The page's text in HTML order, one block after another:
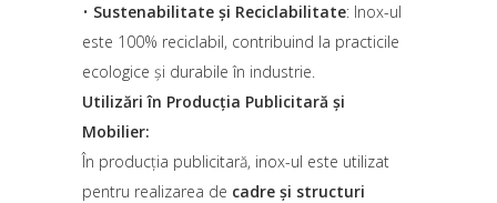
• Sustenabilitate și Reciclabilitate: Inox-ul
este 100% reciclabil, contribuind la practicile
ecologice și durabile în industrie.
Utilizări în Producția Publicitară și
Mobilier:
În producția publicitară, inox-ul este utilizat
pentru realizarea de cadre și structuri